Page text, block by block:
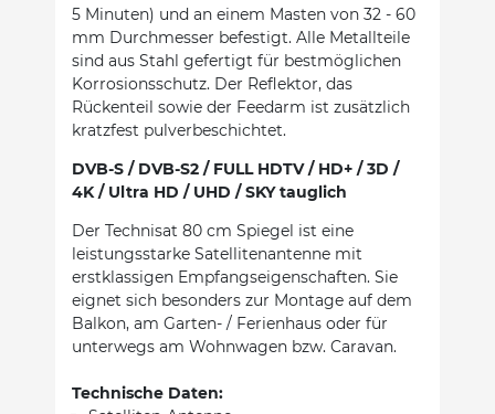
5 Minuten) und an einem Masten von 32 - 60
mm Durchmesser befestigt. Alle Metallteile
sind aus Stahl gefertigt für bestmöglichen
Korrosionsschutz. Der Reflektor, das
Rückenteil sowie der Feedarm ist zusätzlich
kratzfest pulverbeschichtet.
DVB-S / DVB-S2 / FULL HDTV / HD+ / 3D /
4K / Ultra HD / UHD / SKY tauglich
Der Technisat 80 cm Spiegel ist eine
leistungsstarke Satellitenantenne mit
erstklassigen Empfangseigenschaften. Sie
eignet sich besonders zur Montage auf dem
Balkon, am Garten- / Ferienhaus oder für
unterwegs am Wohnwagen bzw. Caravan.
Technische Daten: